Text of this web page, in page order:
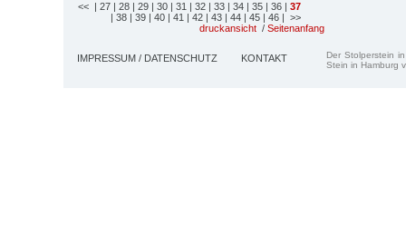
<< | 27 | 28 | 29 | 30 | 31 | 32 | 33 | 34 | 35 | 36 | 37
| 38 | 39 | 40 | 41 | 42 | 43 | 44 | 45 | 46 | >>
druckansicht / Seitenanfang
IMPRESSUM / DATENSCHUTZ KONTAKT
Der Stolperstein
Stein in Hamburg